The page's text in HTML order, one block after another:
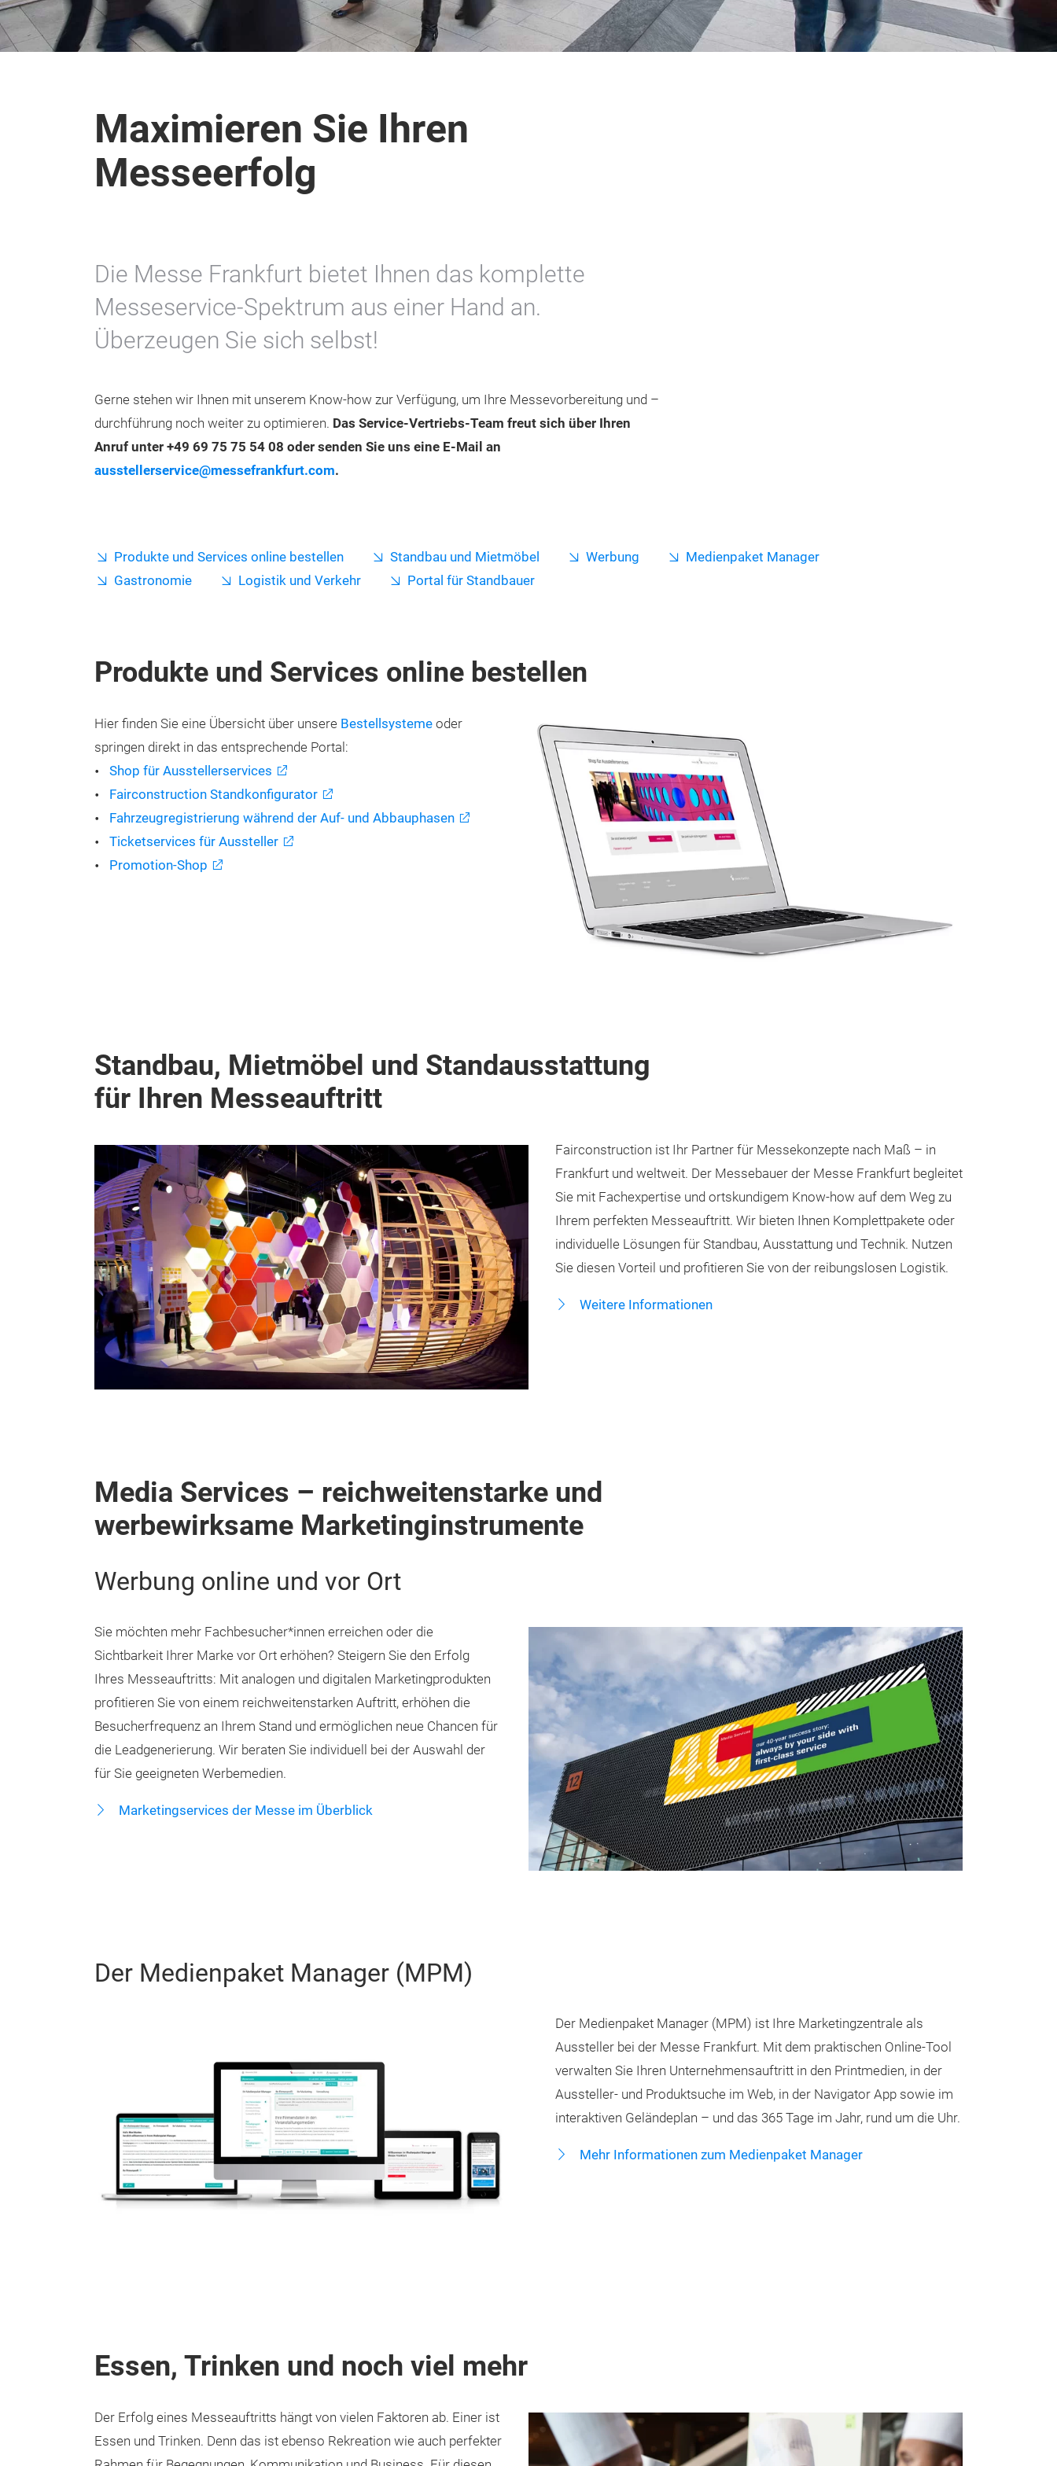
Maximieren Sie Ihren
Messeerfolg
Die Messe Frankfurt bietet Ihnen das komplette
Messeservice-Spektrum aus einer Hand an.
Überzeugen Sie sich selbst!
Gerne stehen wir Ihnen mit unserem Know-how zur Verfügung, um Ihre Messevorbereitung und –
durchführung noch weiter zu optimieren. Das Service-Vertriebs-Team freut sich über Ihren
Anruf unter +49 69 75 75 54 08 oder senden Sie uns eine E-Mail an
ausstellerservice@messefrankfurt.com.
Produkte und Services online bestellen Standbau und Mietmöbel Werbung
Medienpaket Manager
Gastronomie
Logistik und Verkehr Portal für Standbauer
Produkte und Services online bestellen
Hier finden Sie eine Übersicht über unsere Bestellsysteme oder
springen direkt in das entsprechende Portal:
Shop für Ausstellerservices
Fairconstruction Standkonfigurator
Fahrzeugregistrierung während der Auf- und Abbauphasen
Ticketservices für Aussteller
Promotion-Shop
Standbau, Mietmöbel und Standausstattung
für Ihren Messeauftritt
Fairconstruction ist Ihr Partner für Messekonzepte nach Maß – in
Frankfurt und weltweit. Der Messebauer der Messe Frankfurt begleitet
Sie mit Fachexpertise und ortskundigem Know-how auf dem Weg zu
Ihrem perfekten Messeauftritt. Wir bieten Ihnen Komplettpakete oder
individuelle Lösungen für Standbau, Ausstattung und Technik. Nutzen
Sie diesen Vorteil und profitieren Sie von der reibungslosen Logistik.
Weitere Informationen
Media Services – reichweitenstarke und
werbewirksame Marketinginstrumente
Werbung online und vor Ort
Sie möchten mehr Fachbesucher*innen erreichen oder die
Sichtbarkeit Ihrer Marke vor Ort erhöhen? Steigern Sie den Erfolg
Ihres Messeauftritts: Mit analogen und digitalen Marketingprodukten
profitieren Sie von einem reichweitenstarken Auftritt, erhöhen die
Besucherfrequenz an Ihrem Stand und ermöglichen neue Chancen für
die Leadgenerierung. Wir beraten Sie individuell bei der Auswahl der
für Sie geeigneten Werbemedien.
Marketingservices der Messe im Überblick
Der Medienpaket Manager (MPM)
Der Medienpaket Manager (MPM) ist Ihre Marketingzentrale als
Aussteller bei der Messe Frankfurt. Mit dem praktischen Online-Tool
verwalten Sie Ihren Unternehmensauftritt in den Printmedien, in der
Aussteller- und Produktsuche im Web, in der Navigator App sowie im
interaktiven Geländeplan – und das 365 Tage im Jahr, rund um die Uhr.
Mehr Informationen zum Medienpaket Manager
Essen, Trinken und noch viel mehr
Der Erfolg eines Messeauftritts hängt von vielen Faktoren ab. Einer ist
Essen und Trinken. Denn das ist ebenso Rekreation wie auch perfekter